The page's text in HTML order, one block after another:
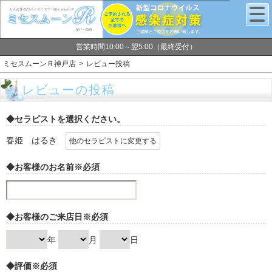
営業時間10:00～翌5:00（最終受付）
ミセスムーンＲ神戸店
レビュー投稿
レビューの投稿
◆セラピストを選択ください。
春姫 はるき 他のセラピストに変更する
◆お客様のお名前※必須
◆お客様のご来店日 ※必須
年 月 日
◆評価※必須